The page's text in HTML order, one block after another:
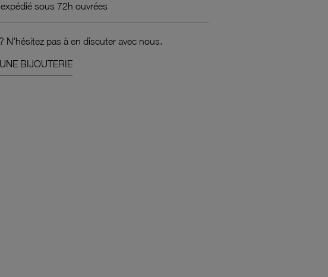
sous 72h ouvrées
N'hésitez pas à en discuter avec nous.
BIJOUTERIE